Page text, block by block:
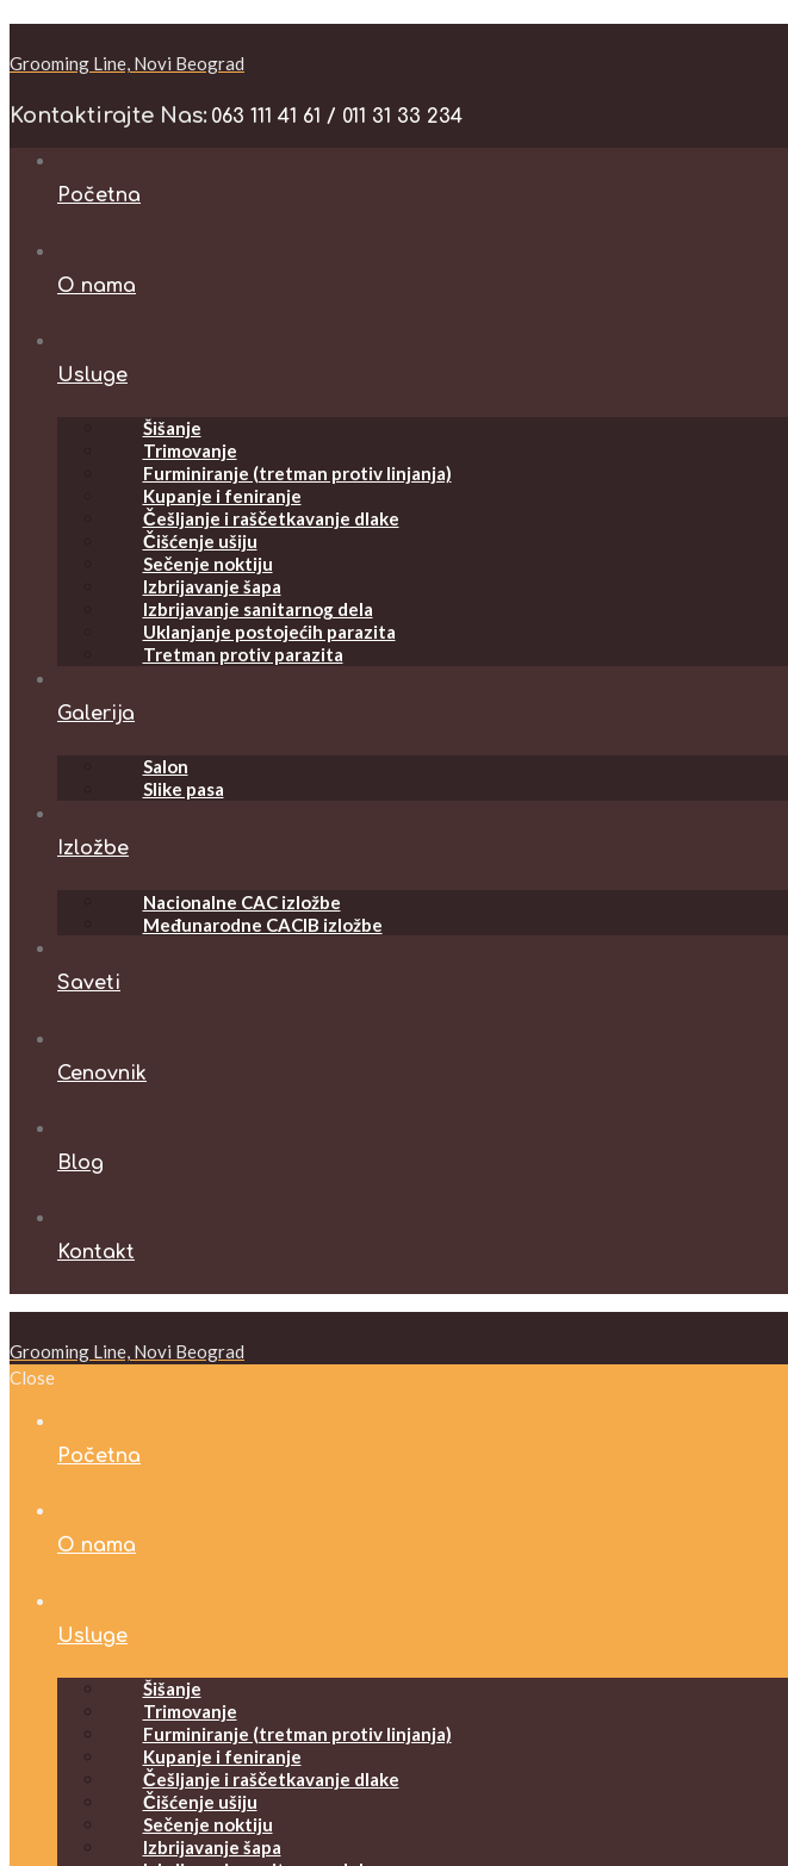
Grooming Line, Novi Beograd
Kontaktirajte Nas: 063 111 41 61 / 011 31 33 234
Početna
O nama
Usluge
Šišanje
Trimovanje
Furminiranje (tretman protiv linjanja)
Kupanje i feniranje
Češljanje i raščetkavanje dlake
Čišćenje ušiju
Sečenje noktiju
Izbrijavanje šapa
Izbrijavanje sanitarnog dela
Uklanjanje postojećih parazita
Tretman protiv parazita
Galerija
Salon
Slike pasa
Izložbe
Nacionalne CAC izložbe
Međunarodne CACIB izložbe
Saveti
Cenovnik
Blog
Kontakt
Grooming Line, Novi Beograd
Close
Početna
O nama
Usluge
Šišanje
Trimovanje
Furminiranje (tretman protiv linjanja)
Kupanje i feniranje
Češljanje i raščetkavanje dlake
Čišćenje ušiju
Sečenje noktiju
Izbrijavanje šapa